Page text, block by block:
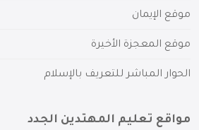
موقع الإيمان
موقع المعجزة الأخيرة
الحوار المباشر للتعريف بالإسلام
مواقع تعليم المهتدين الجدد